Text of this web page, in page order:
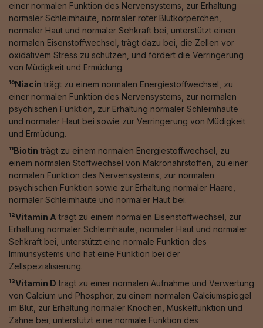
einer normalen Funktion des Nervensystems, zur Erhaltung
normaler Schleimhäute, normaler roter Blutkörperchen,
normaler Haut und normaler Sehkraft bei, unterstützt einen
normalen Eisenstoffwechsel, trägt dazu bei, die Zellen vor
oxidativem Stress zu schützen, und fördert die Verringerung
von Müdigkeit und Ermüdung.
¹⁰Niacin trägt zu einem normalen Energiestoffwechsel, zu
einer normalen Funktion des Nervensystems, zur normalen
psychischen Funktion, zur Erhaltung normaler Schleimhäute
und normaler Haut bei sowie zur Verringerung von Müdigkeit
und Ermüdung.
¹¹Biotin trägt zu einem normalen Energiestoffwechsel, zu
einem normalen Stoffwechsel von Makronährstoffen, zu einer
normalen Funktion des Nervensystems, zur normalen
psychischen Funktion sowie zur Erhaltung normaler Haare,
normaler Schleimhäute und normaler Haut bei.
¹²Vitamin A trägt zu einem normalen Eisenstoffwechsel, zur
Erhaltung normaler Schleimhäute, normaler Haut und normaler
Sehkraft bei, unterstützt eine normale Funktion des
Immunsystems und hat eine Funktion bei der
Zellspezialisierung.
¹³Vitamin D trägt zu einer normalen Aufnahme und Verwertung
von Calcium und Phosphor, zu einem normalen Calciumspiegel
im Blut, zur Erhaltung normaler Knochen, Muskelfunktion und
Zähne bei, unterstützt eine normale Funktion des